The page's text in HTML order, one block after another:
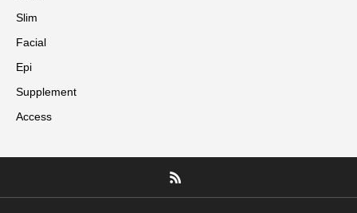
Slim
Facial
Epi
Supplement
Access